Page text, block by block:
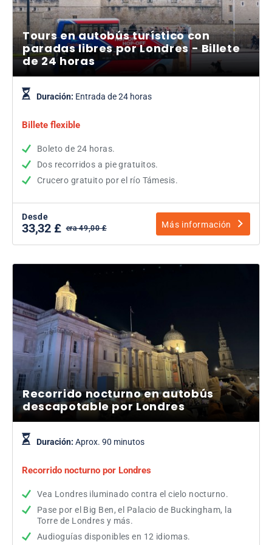
Tours en autobús turístico con
paradas libres por Londres - Billete
de 24 horas
Duración: Entrada de 24 horas
Billete flexible
Boleto de 24 horas.
Dos recorridos a pie gratuitos.
Crucero gratuito por el río Támesis.
Desde
33,32 £ era 49,00 £ Más información
Recorrido nocturno en autobús
descapotable por Londres
Duración: Aprox. 90 minutos
Recorrido nocturno por Londres
Vea Londres iluminado contra el cielo nocturno.
Pase por el Big Ben, el Palacio de Buckingham, la
Torre de Londres y más.
Audioguías disponibles en 12 idiomas.